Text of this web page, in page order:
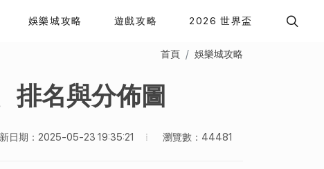
娛樂城攻略 遊戲攻略 2026 世界盃
首頁 娛樂城攻略
排名與分佈圖
日期：2025-05-23 19:35:21 瀏覽數：44481